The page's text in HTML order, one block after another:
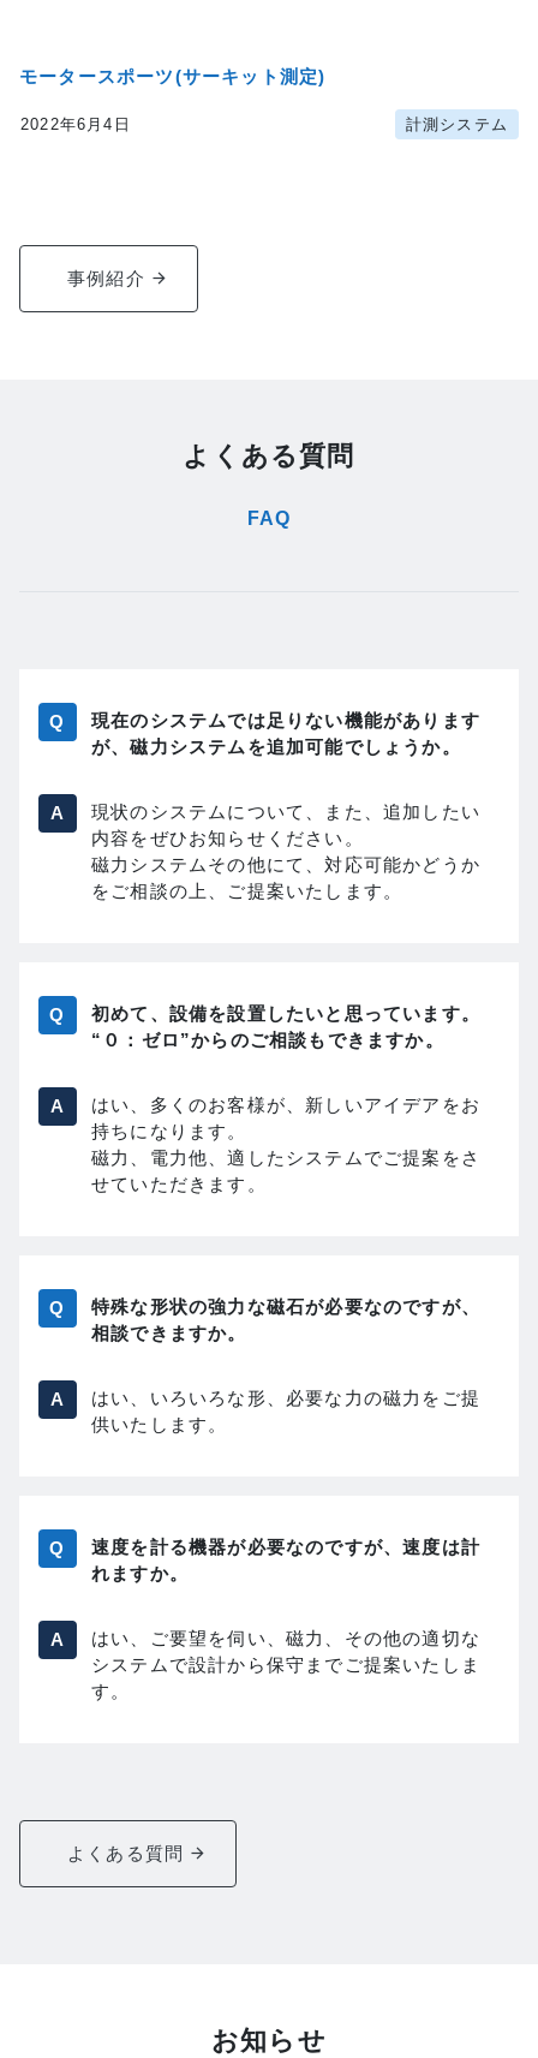
モータースポーツ(サーキット測定)
2022年6月4日 計測システム
事例紹介
よくある質問
FAQ
現在のシステムでは足りない機能があります
が、磁力システムを追加可能でしょうか。
現状のシステムについて、また、追加したい
内容をぜひお知らせください。
磁力システムその他にて、対応可能かどうか
をご相談の上、ご提案いたします。
初めて、設備を設置したいと思っています。
“０：ゼロ”からのご相談もできますか。
はい、多くのお客様が、新しいアイデアをお
持ちになります。
磁力、電力他、適したシステムでご提案をさ
せていただきます。
特殊な形状の強力な磁石が必要なのですが、
相談できますか。
はい、いろいろな形、必要な力の磁力をご提
供いたします。
速度を計る機器が必要なのですが、速度は計
れますか。
はい、ご要望を伺い、磁力、その他の適切な
システムで設計から保守までご提案いたしま
す。
よくある質問
お知らせ